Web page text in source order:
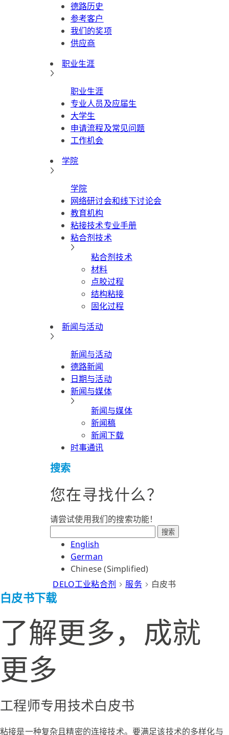
德路历史
参考客户
我们的奖项
供应商
职业生涯
职业生涯
专业人员及应届生
大学生
申请流程及常见问题
工作机会
学院
学院
网络研讨会和线下讨论会
教育机构
粘接技术专业手册
粘合剂技术
粘合剂技术
材料
点胶过程
结构粘接
固化过程
新闻与活动
新闻与活动
德路新闻
日期与活动
新闻与媒体
新闻与媒体
新闻稿
新闻下载
时事通讯
搜索
您在寻找什么？
请尝试使用我们的搜索功能！
搜索
English
German
Chinese (Simplified)
DELO工业粘合剂
服务 白皮书
白皮书下载
了解更多，成就
更多
工程师专用技术白皮书
粘接是一种复杂且精密的连接技术。要满足该技术的多样化与